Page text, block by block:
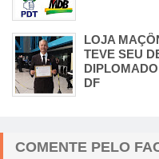
LOJA
TEVE SEU
DF
COMENTE PELO